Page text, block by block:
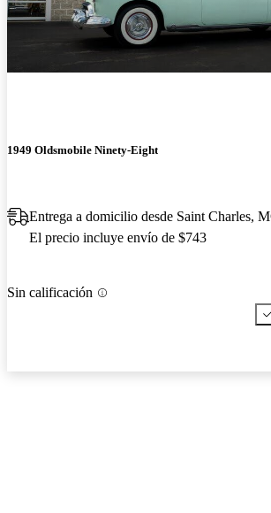
1949 Oldsmobile Ninety-Eight
Entrega a domicilio desde Saint Charles,
El precio incluye envío de $743
Sin calificación